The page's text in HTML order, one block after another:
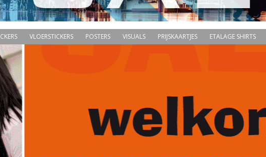
VLOERSTICKERS POSTERS VISUALS PRIJSKAARTJES ETALAGE SHIRTS